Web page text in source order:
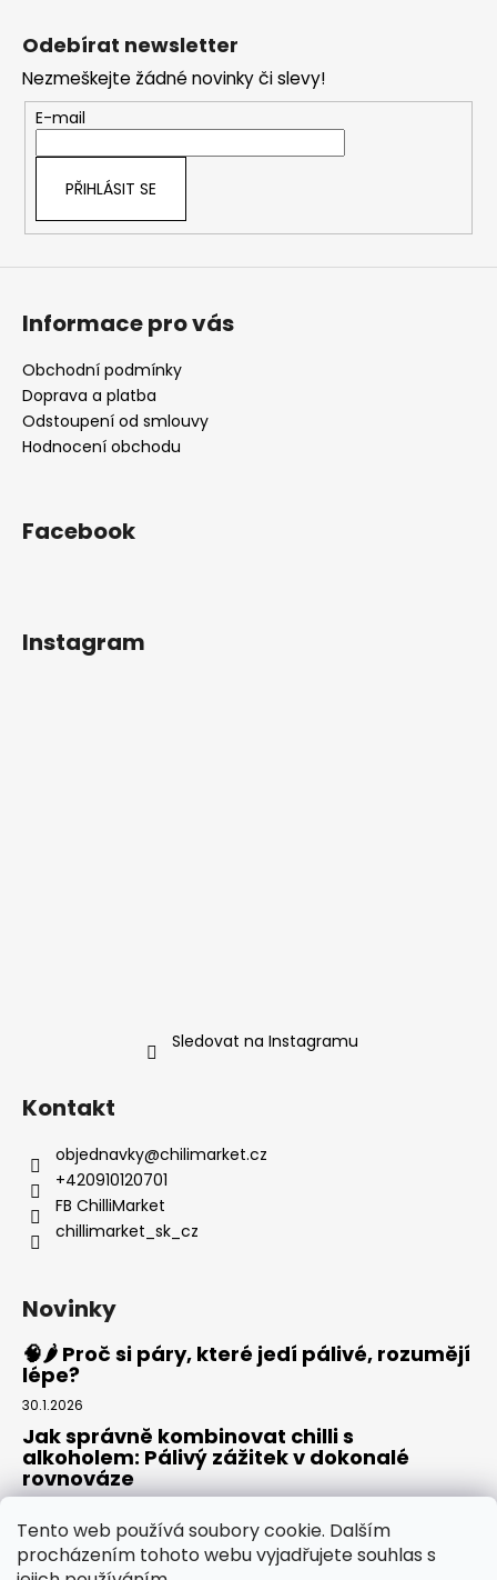
Tento web používá soubory cookie. Dalším
procházením tohoto webu vyjadřujete souhlas s
a
c
í
p
k
v
Odebírat newsletter
Nezmeškejte žádné novinky či slevy!
E-mail
PŘIHLÁSIT SE
Informace pro vás
Obchodní podmínky
Doprava a platba
Odstoupení od smlouvy
Hodnocení obchodu
Facebook
Instagram
Sledovat na Instagramu
Kontakt
objednavky@chilimarket.cz
+420910120701
FB ChilliMarket
chillimarket_sk_cz
Novinky
🧠🌶️ Proč si páry, které jedí pálivé, rozumějí
lépe?
30.1.2026
Jak správně kombinovat chilli s
alkoholem: Pálivý zážitek v dokonalé
rovnováze
Rajská omáčka: Domácí základ pro pizzu,
těstoviny i omáčky